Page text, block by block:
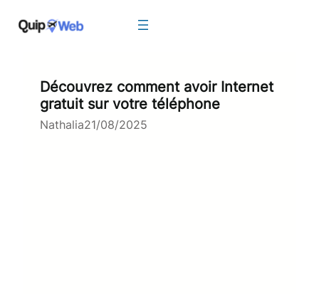
Découvrez comment avoir Internet
gratuit sur votre téléphone
Nathalia21/08/2025